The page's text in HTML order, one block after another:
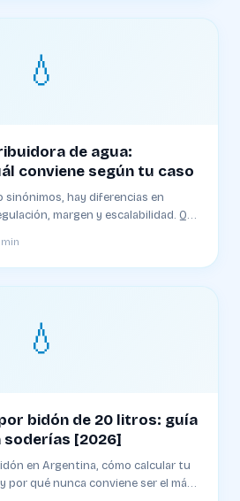
💧
de agua:
conviene según tu caso
sinónimos, hay diferencias en
margen y escalabilidad. Qué
💧
bidón de 20 litros: guía
soderías [2026]
en Argentina, cómo calcular tu
por qué nunca conviene ser el más